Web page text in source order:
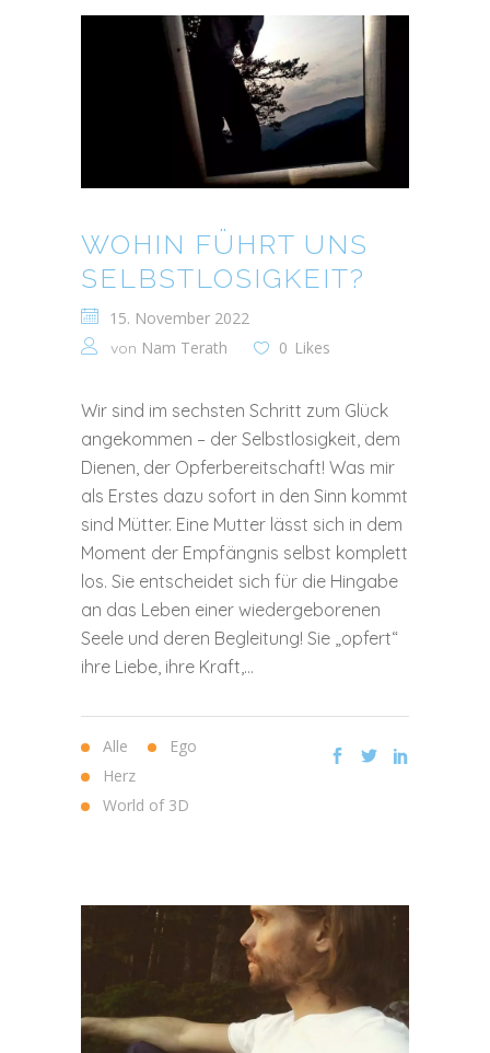
WOHIN FÜHRT UNS
SELBSTLOSIGKEIT?
15. November 2022
von Nam Terath 0 Likes
Wir sind im sechsten Schritt zum Glück
angekommen – der Selbstlosigkeit, dem
Dienen, der Opferbereitschaft! Was mir
als Erstes dazu sofort in den Sinn kommt
sind Mütter. Eine Mutter lässt sich in dem
Moment der Empfängnis selbst komplett
los. Sie entscheidet sich für die Hingabe
an das Leben einer wiedergeborenen
Seele und deren Begleitung! Sie „opfert“
ihre Liebe, ihre Kraft,...
Alle
Ego
Herz
World of 3D